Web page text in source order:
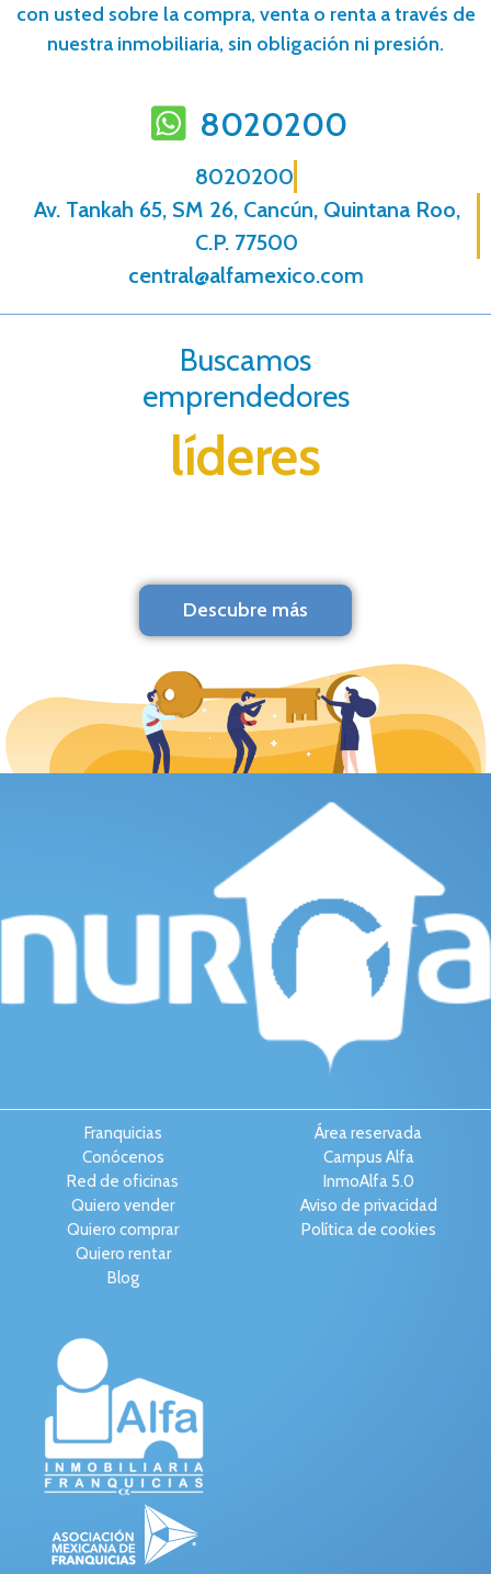
con usted sobre la compra, venta o renta a través de
nuestra inmobiliaria, sin obligación ni presión.
8020200
8020200
Av. Tankah 65, SM 26, Cancún, Quintana Roo,
C.P. 77500
central@alfamexico.com
Buscamos
emprendedores
líderes
Descubre más
Franquicias
Conócenos
Red de oficinas
Quiero vender
Quiero comprar
Quiero rentar
Blog
Área reservada
Campus Alfa
InmoAlfa 5.0
Aviso de privacidad
Política de cookies